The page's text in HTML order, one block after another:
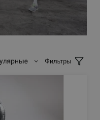
Фильтры